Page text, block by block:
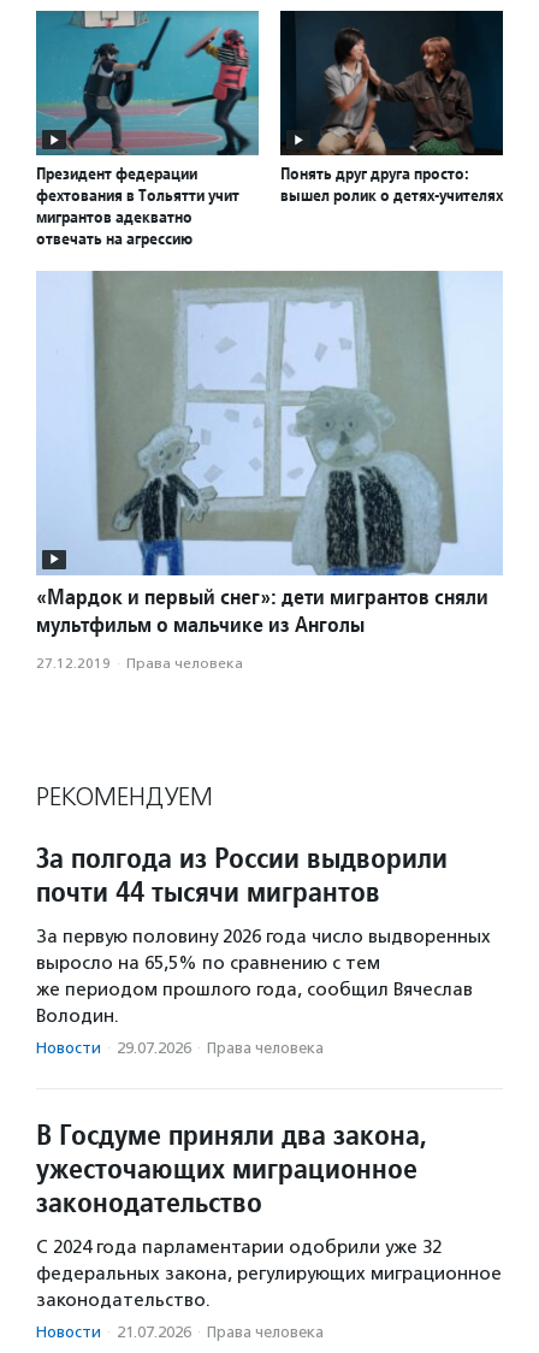
Президент федерации
фехтования в Тольятти учит
мигрантов адекватно
отвечать на агрессию
Понять друг друга просто:
вышел ролик о детях-учителях
«Мардок и первый снег»: дети мигрантов сняли
мультфильм о мальчике из Анголы
27.12.2019 · Права человека
РЕКОМЕНДУЕМ
За полгода из России выдворили
почти 44 тысячи мигрантов
За первую половину 2026 года число выдворенных
выросло на 65,5% по сравнению с тем
же периодом прошлого года, сообщил Вячеслав
Володин.
Новости · 29.07.2026 · Права человека
В Госдуме приняли два закона,
ужесточающих миграционное
законодательство
С 2024 года парламентарии одобрили уже 32
федеральных закона, регулирующих миграционное
законодательство.
Новости · 21.07.2026 · Права человека